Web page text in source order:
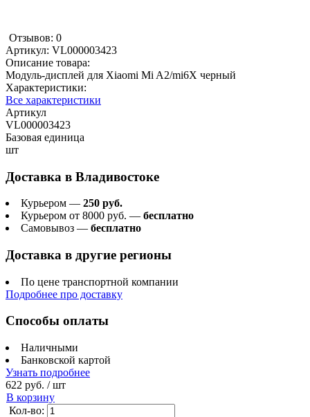
Отзывов: 0
Артикул: VL000003423
Описание товара:
Модуль-дисплей для Xiaomi Mi A2/mi6X черный
Характеристики:
Все характеристики
Артикул
VL000003423
Базовая единица
шт
Доставка в Владивостоке
Курьером — 250 руб.
Курьером от 8000 руб. — бесплатно
Самовывоз — бесплатно
Доставка в другие регионы
По цене транспортной компании
Подробнее про доставку
Способы оплаты
Наличными
Банковской картой
Узнать подробнее
622 руб. / шт
В корзину
Кол-во: